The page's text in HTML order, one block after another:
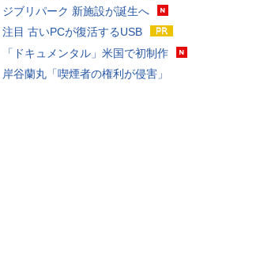
ジブリパーク 新施設が誕生へ
注目 古いPCが復活するUSB
「ドキュメンタル」米国で初制作
岸谷蘭丸「喫煙者の権利が侵害」